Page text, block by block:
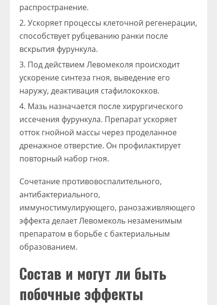
распространение.
Ускоряет процессы клеточной регенерации,
способствует рубцеванию ранки после
вскрытия фурункула.
Под действием Левомеколя происходит
ускорение синтеза гноя, выведение его
наружу, деактивация стафилококков.
Мазь назначается после хирургического
иссечения фурункула. Препарат ускоряет
отток гнойной массы через проделанное
дренажное отверстие. Он профилактирует
повторный набор гноя.
Сочетание противовоспалительного,
антибактериального,
иммуностимулирующего, ранозаживляющего
эффекта делает Левомеколь незаменимым
препаратом в борьбе с бактериальным
образованием.
Состав и могут ли быть
побочные эффекты